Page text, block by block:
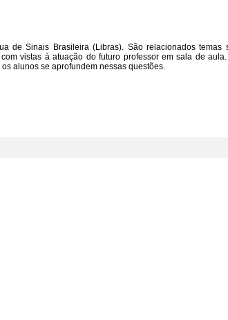
de Sinais Brasileira (Libras). São relacionados temas
vistas à atuação do futuro professor em sala de
alunos se aprofundem nessas questões.